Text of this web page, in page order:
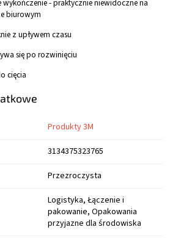
wykończenie - praktycznie niewidoczne na
biurowym
z upływem czasu
się po rozwinięciu
cięcia
Produkty 3M
3134375323765
Przezroczysta
Logistyka, Łączenie i
pakowanie, Opakowania
przyjazne dla środowiska